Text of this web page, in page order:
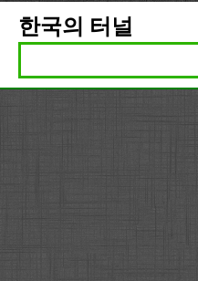
한국의 터널